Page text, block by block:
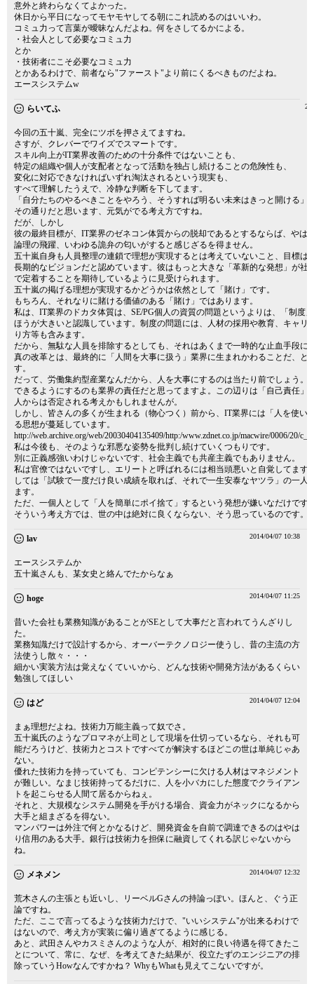
意外と終わらなくてよかった。
休日から平日になってモヤモヤしてる朝にこれ読めるのはいいわ。
コミュ力って言葉が曖昧なんだよね。何をさしてるかによる。
・社会人として必要なコミュ力
とか
・技術者にこそ必要なコミュ力
とかあるわけで、前者なら"ファースト"より前にくるべきものだよね。
エースシステムw
らいてふ
今回の五十嵐、完全にツボを押さえてますね。
さすが、クレバーでワイズでスマートです。
スキル向上がIT業界改善のための十分条件ではないことも、
特定の組織や個人が支配者となって活動を独占し続けることの危険性も、
変化に対応できなければいずれ淘汰されるという現実も、
すべて理解したうえで、冷静な判断を下してます。
「自分たちのやるべきことをやろう、そうすれば明るい未来はきっと開ける」
その通りだと思います、元気がでる考え方ですね。
だが、しかし
彼の最終目標が、IT業界のゼネコン体質からの脱却であるとするならば、やは
論理の飛躍、いわゆる詭弁の匂いがすると感じざるを得ません。
五十嵐自身も人員整理の連鎖で理想が実現するとは考えていないこと、目標は
長期的なビジョンだと認めています。彼はもっと大きな「革新的な発想」が社
で定着することを期待しているように見受けられます。
五十嵐の掲げる理想が実現するかどうかは依然として「賭け」です。
もちろん、それなりに賭ける価値のある「賭け」ではあります。
私は、IT業界のドカタ体質は、SE/PG個人の資質の問題というよりは、「制度
ほうが大きいと認識しています。制度の問題には、人材の採用や教育、キャリ
り方等も含みます。
だから、無駄な人員を排除するとしても、それはあくまで一時的な止血手段に
真の改革とは、最終的に「人間を大事に扱う」業界に生まれかわることだ、と
す。
だって、労働集約型産業なんだから、人を大事にするのは当たり前でしょう。
できるようにするのも業界の責任だと思ってますよ。この辺りは「自己責任」
人からは否定される考えかもしれませんが。
しかし、皆さんの多くが生まれる（物心つく）前から、IT業界には「人を使い
る思想が蔓延しています。
http://web.archive.org/web/20030404135409/http:/www.zdnet.co.jp/macwire/0006/20/
私は今後も、そのような邪悪な姿勢を批判し続けていくつもりです。
別に正義感強いわけじゃないです、社会主義でも共産主義でもありません。
私は官僚ではないですし、エリートと呼ばれるには相当頭悪いと自覚してます
しては「試験で一度だけ良い成績を取れば、それで一生安泰なヤツラ」の一人
ます。
ただ、一個人として「人を簡単にポイ捨て」するという発想が嫌いなだけです
そういう考え方では、世の中は絶対に良くならない、そう思っているのです。
lav 2014/04/07 10:38
エースシステムか
五十嵐さんも、某女史と絡んでたからなぁ
hoge 2014/04/07 11:25
昔いた会社も業務知識があることがSEとして大事だと言われてうんざりし
た。
業務知識だけで設計するから、オーバーテクノロジー使うし、昔の主流の方
法使うし散々・・・
細かい実装方法は覚えなくていいから、どんな技術や開発方法があるくらい
勉強してほしい
はど 2014/04/07 12:04
まぁ理想だよね。技術力万能主義って奴でさ。
五十嵐氏のようなプロマネが上司として現場を仕切っているなら、それも可
能だろうけど、技術力とコストですべてが解決するほどこの世は単純じゃあ
ない。
優れた技術力を持っていても、コンピテンシーに欠ける人材はマネジメント
が難しい。なまじ技術持ってるだけに、人を小バカにした態度でクライアン
トを起こらせる人間て居るからねぇ。
それと、大規模なシステム開発を手がける場合、資金力がネックになるから
大手と組まざるを得ない。
マンパワーは外注で何とかなるけど、開発資金を自前で調達できるのはやは
り信用のある大手。銀行は技術力を担保に融資してくれる訳じゃないから
ね。
メネメン 2014/04/07 12:32
荒木さんの主張とも近いし、リーベルGさんの持論っぽい。ほんと、ぐう正
論ですね。
ただ、ここで言ってるような技術力だけで、"いいシステム"が出来るわけで
はないので、考え方が実装に偏り過ぎてるように感じる。
あと、武田さんやカスミさんのような人が、相対的に良い待遇を得てきたこ
とについて、常に、なぜ、を考えてきた結果が、役立たずのエンジニアの排
除っていうHowなんですかね？ WhyもWhatも見えてこないですが。